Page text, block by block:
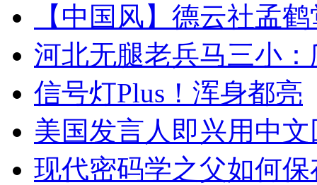
【中国风】德云社孟
河北无腿老兵马三小
信号灯Plus！浑身都亮
美国发言人即兴用中
现代密码学之父如何